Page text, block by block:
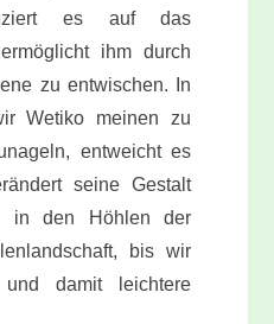
es auf das
ihm durch
zu entwischen. In
Wetiko meinen zu
entweicht es
seine Gestalt
in den Höhlen der
bis wir
damit leichtere